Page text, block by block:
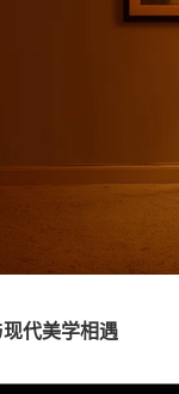
现代美学相遇